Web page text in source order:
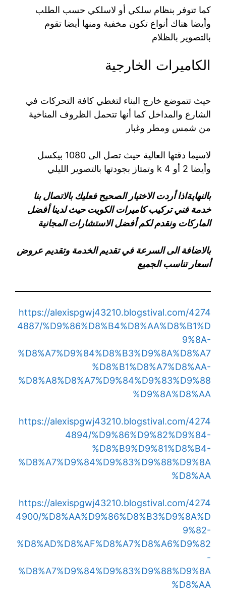
كما تتوفر بنظام سلكي أو لاسلكي حسب الطلب
وأيضا هناك أنواع تكون مخفية ومنها أيضا تقوم
بالتصوير بالظلام
الكاميرات الخارجية
حيث تتموضع خارج البناء لتغطي كافة التحركات في
الشارع والمداخل كما أنها تتحمل الظروف المناخية
من شمس ومطر وغبار
لاسيما دقتها العالية حيث تصل الى 1080 بيكسل
وأيضا 2 أو 4 k وتمتاز بجودتها بالتصوير الليلي
بالنهايةاذا أردت الاختيار الصحيح فعليك بالاتصال بنا
خدمة فني تركيب كاميرات الكويت حيث لدينا أفضل
الماركات ونقدم لكم أفضل الاستشارات المجانية
بالاضافة الى السرعة في تقديم الخدمة وتقديم عروض
أسعار تناسب الجميع
https://alexispgwj43210.blogstival.com/4274
4887/%D9%86%D8%B4%D8%AA%D8%B1%D
9%8A-
%D8%A7%D9%84%D8%B3%D9%8A%D8%A7
%D8%B1%D8%A7%D8%AA-
%D8%A8%D8%A7%D9%84%D9%83%D9%88
%D9%8A%D8%AA
https://alexispgwj43210.blogstival.com/4274
4894/%D9%86%D9%82%D9%84-
%D8%B9%D9%81%D8%B4-
%D8%A7%D9%84%D9%83%D9%88%D9%8A
%D8%AA
https://alexispgwj43210.blogstival.com/4274
4900/%D8%AA%D9%86%D8%B3%D9%8A%D
9%82-
%D8%AD%D8%AF%D8%A7%D8%A6%D9%82
-
%D8%A7%D9%84%D9%83%D9%88%D9%8A
%D8%AA